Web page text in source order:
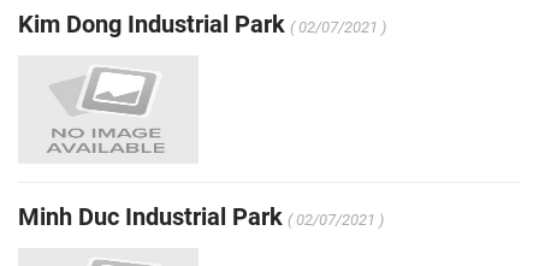
Kim Dong Industrial Park ( 02/07/2021 )
Minh Duc Industrial Park ( 02/07/2021 )